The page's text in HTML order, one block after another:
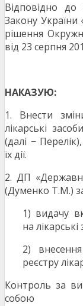
Відповідно
Закону України
рішення
від 23 серпня
НАКАЗУЮ:
1. Внести
лікарські
(далі −
їх дії.
2. ДП
(Думенко Т.М.)
1) видачу
на лікарські
2)
реєстру
Контроль за
собою